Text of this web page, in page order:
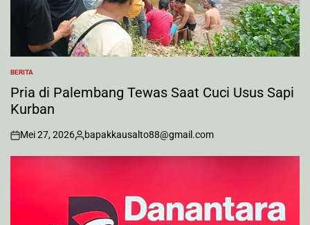
POSTED
IN
BERITA
Pria di Palembang Tewas Saat Cuci Usus Sapi
Kurban
on
Mei 27, 2026
Posted
by
bapakkausalto88@gmail.com